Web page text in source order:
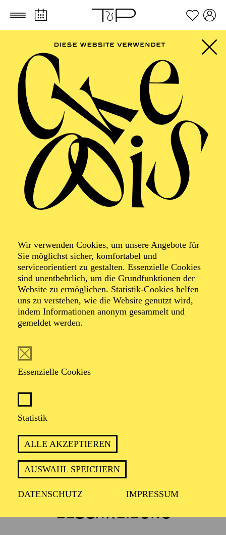
Zum Hauptinhalt springen Zum Footer springen
Wir verwenden Cookies, um unsere Angebote für
Sie möglichst sicher, komfortabel und
serviceorientiert zu gestalten. Essenzielle Cookies
sind unentbehrlich, um die Grundfunktionen der
Website zu ermöglichen. Statistik-Cookies helfen
uns zu verstehen, wie die Website genutzt wird,
indem Informationen anonym gesammelt und
gemeldet werden.
Essenzielle Cookies
Statistik
ALLE AKZEPTIEREN
AUSWAHL SPEICHERN
DATENSCHUTZ IMPRESSUM
AALTO MUSIKTHEATER
Abenteuer Konzert
Ohren auf im
Straßen­verkehr
Ein Kinderkonzert mit Hexe Kleinlaut
Empfohlen ab 5 Jahren
Beschreibung